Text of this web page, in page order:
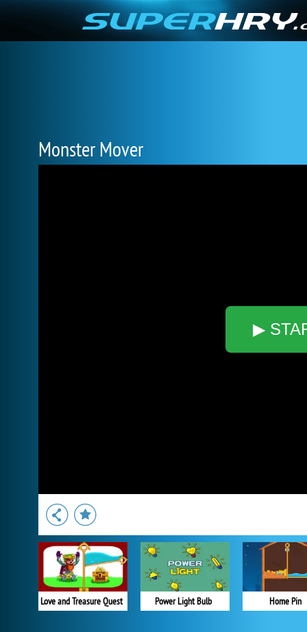
Monster Mover
▶
Love and Treasure Quest Power Light Bulb Home Pin